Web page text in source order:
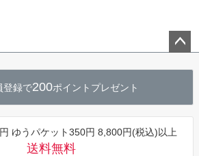
へ
登録で200ポイントプレゼント
ゆうパケット350円 8,800円(税込)以上
送料無料